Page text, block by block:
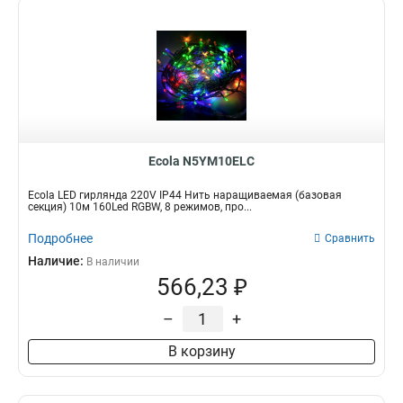
Ecola N5YM10ELC
Ecola LED гирлянда 220V IP44 Нить наращиваемая (базовая
секция) 10м 160Led RGBW, 8 режимов, про...
Подробнее Сравнить
Наличие: В наличии
566,23 ₽
– +
В корзину